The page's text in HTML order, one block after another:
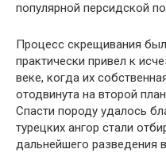
популярной персидской
Процесс скрещивания
практически привел к
веке, когда их
отодвинута на второй
Спасти породу удалось
турецких ангор стали
дальнейшего разведения